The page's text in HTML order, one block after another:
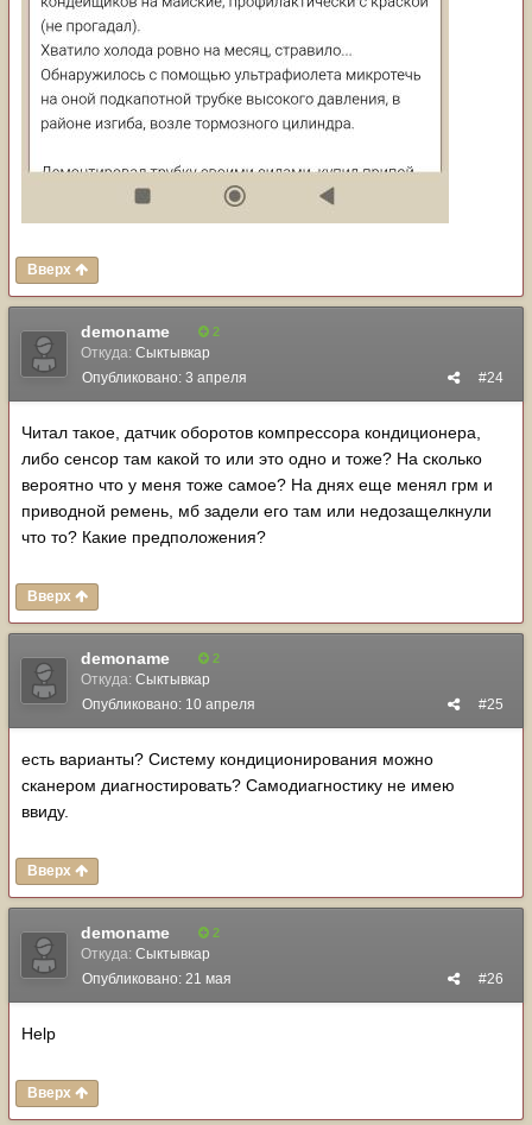
Вверх
demoname 2
Откуда: Сыктывкар
#24
Опубликовано: 3 апреля
Читал такое, датчик оборотов компрессора кондиционера,
либо сенсор там какой то или это одно и тоже? На сколько
вероятно что у меня тоже самое? На днях еще менял грм и
приводной ремень, мб задели его там или недозащелкнули
что то? Какие предположения?
Вверх
demoname 2
Откуда: Сыктывкар
#25
Опубликовано: 10 апреля
есть варианты? Систему кондиционирования можно
сканером диагностировать? Самодиагностику не имею
ввиду.
Вверх
demoname 2
Откуда: Сыктывкар
#26
Опубликовано: 21 мая
Help
Вверх